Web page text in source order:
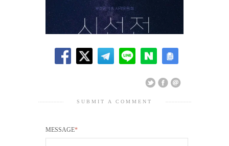
SUBMIT A COMMENT
MESSAGE*